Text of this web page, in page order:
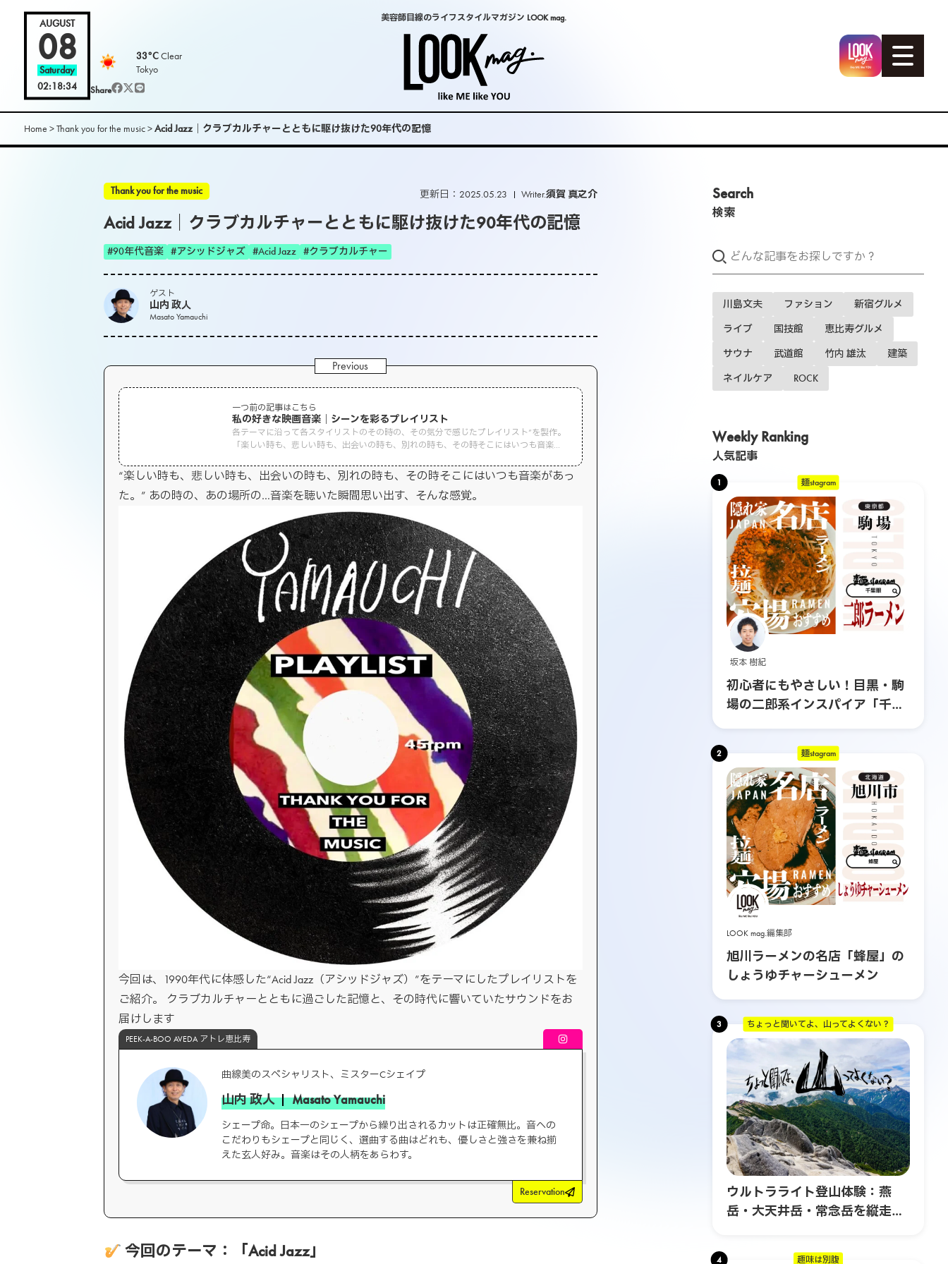
AUGUST
08
Saturday
02:18:35
33°CClear
Tokyo
Share
美容師目線のライフスタイルマガジン LOOK mag.
Home >Thank you for the music>Acid Jazz｜クラブカルチャーとともに駆け抜けた90年代の記憶
Thank you for the music
Acid Jazz｜クラブカルチャーとともに駆け抜けた90年代の記憶
#90年代音楽 #アシッドジャズ #Acid Jazz #クラブカルチャー
更新日：2025.05.23 Writer.須賀 真之介
ゲスト
山内 政人
Masato Yamauchi
一つ前の記事はこちら
私の好きな映画音楽｜シーンを彩るプレイリスト
各テーマに沿って各スタイリストのその時の、その気分で感じたプレイリスト”を製作。
「楽しい時も、悲しい時も、出会いの時も、別れの時も、その時そこにはいつも音楽が
“楽しい時も、悲しい時も、出会いの時も、別れの時も、その時そこにはいつも音楽があっ
た。” あの時の、あの場所の…音楽を聴いた瞬間思い出す、そんな感覚。
今回は、1990年代に体感した“Acid Jazz（アシッドジャズ）”をテーマにしたプレイリストを
ご紹介。 クラブカルチャーとともに過ごした記憶と、その時代に響いていたサウンドをお
届けします
PEEK-A-BOO AVEDA アトレ恵比寿
曲線美のスペシャリスト、ミスターCシェイプ
山内 政人 Masato Yamauchi
シェープ命。日本一のシェープから繰り出されるカットは正確無比。音への
こだわりもシェープと同じく、選曲する曲はどれも、優しさと強さを兼ね揃
えた玄人好み。音楽はその人柄をあらわす。
Reservation
今回のテーマ：「Acid Jazz」
Search
検索
川島文夫 ファション 新宿グルメ
ライブ 国技館 恵比寿グルメ
サウナ 武道館 竹内 雄汰 建築
ネイルケア ROCK
Weekly Ranking
人気記事
1
坂本 樹紀
麺stagram
初心者にもやさしい！目黒・駒
場の二郎系インスパイア「千里
2
LOOK mag.編集部
麺stagram
旭川ラーメンの名店「蜂屋」の
しょうゆチャーシューメン
3 ちょっと聞いてよ、山ってよくない？
ウルトラライト登山体験：燕
岳・大天井岳・常念岳を縦走す
4 趣味は別腹